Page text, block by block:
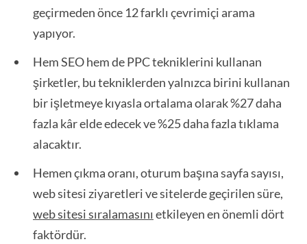
geçirmeden önce 12 farklı çevrimiçi arama
yapıyor.
Hem SEO hem de PPC tekniklerini kullanan
şirketler, bu tekniklerden yalnızca birini kullanan
bir işletmeye kıyasla ortalama olarak %27 daha
fazla kâr elde edecek ve %25 daha fazla tıklama
alacaktır.
Hemen çıkma oranı, oturum başına sayfa sayısı,
web sitesi ziyaretleri ve sitelerde geçirilen süre,
web sitesi sıralamasını etkileyen en önemli dört
faktördür.